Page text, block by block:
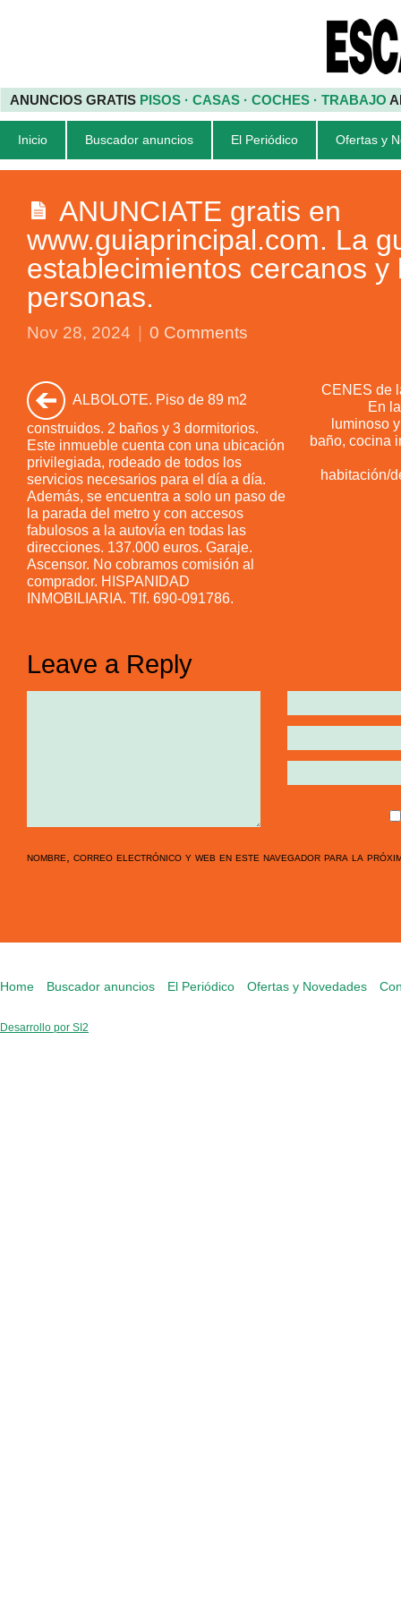
ANUNCIOS GRATIS PISOS · CASAS · COCHES · TRABAJO
Inicio Buscador anuncios El Periódico Ofertas y
ANUNCIATE gratis en
www.guiaprincipal.com. La
establecimientos cercanos y
personas.
Nov 28, 2024 0 Comments
ALBOLOTE. Piso de 89 m2
construidos. 2 baños y 3 dormitorios.
Este inmueble cuenta con una ubicación
privilegiada, rodeado de todos los
servicios necesarios para el día a día.
Además, se encuentra a solo un paso de
la parada del metro y con accesos
fabulosos a la autovía en todas las
direcciones. 137.000 euros. Garaje.
Ascensor. No cobramos comisión al
comprador. HISPANIDAD
INMOBILIARIA. Tlf. 690-091786.
CENES de
En
luminoso
baño, cocina
habitación/
Leave a Reply
nombre, correo electrónico y web en este navegador para la
Home Buscador anuncios El Periódico Ofertas y Novedades
Desarrollo por SI2